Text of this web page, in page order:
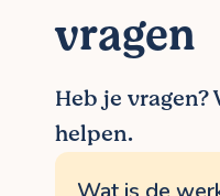
vragen
Heb je
helpen.